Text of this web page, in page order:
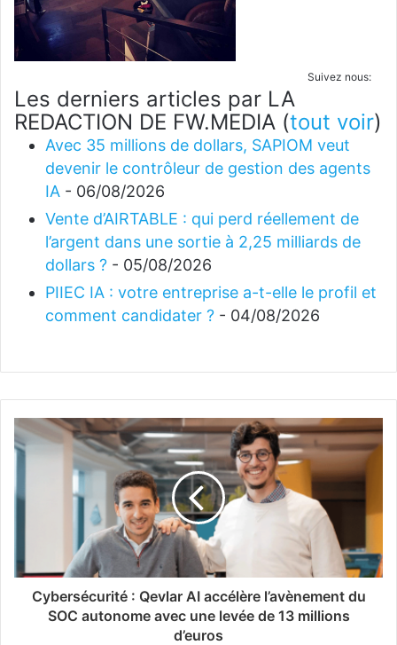
Suivez nous:
Les derniers articles par LA
REDACTION DE FW.MEDIA (tout voir)
Avec 35 millions de dollars, SAPIOM veut
devenir le contrôleur de gestion des agents
IA - 06/08/2026
Vente d’AIRTABLE : qui perd réellement de
l’argent dans une sortie à 2,25 milliards de
dollars ? - 05/08/2026
PIIEC IA : votre entreprise a-t-elle le profil et
comment candidater ? - 04/08/2026
Cybersécurité : Qevlar AI accélère l’avènement du
SOC autonome avec une levée de 13 millions
d’euros